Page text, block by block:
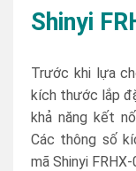
Shinyi
Trước khi lựa
kích thước lắp
khả năng kết
Các thông số
mã Shinyi